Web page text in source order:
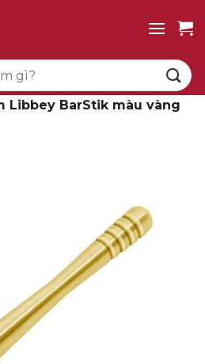
Libbey BarStik màu vàng